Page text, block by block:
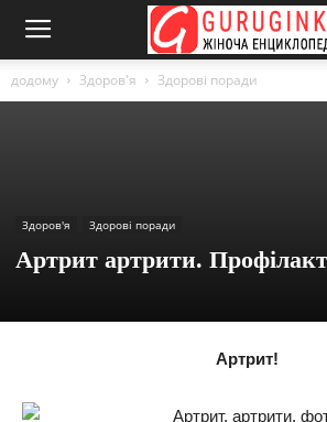
додому Здоров'я Здорові поради
Здоров'я Здорові поради
Артрит артрити.
Артрит!